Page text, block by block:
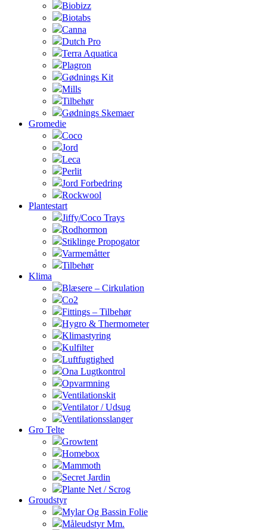
Biobizz
Biotabs
Canna
Dutch Pro
Terra Aquatica
Plagron
Gødnings Kit
Mills
Tilbehør
Gødnings Skemaer
Gromedie
Coco
Jord
Leca
Perlit
Jord Forbedring
Rockwool
Plantestart
Jiffy/Coco Trays
Rodhormon
Stiklinge Propogator
Varmemåtter
Tilbehør
Klima
Blæsere – Cirkulation
Co2
Fittings – Tilbehør
Hygro & Thermometer
Klimastyring
Kulfilter
Luftfugtighed
Ona Lugtkontrol
Opvarmning
Ventilationskit
Ventilator / Udsug
Ventilationsslanger
Gro Telte
Growtent
Homebox
Mammoth
Secret Jardin
Plante Net / Scrog
Groudstyr
Mylar Og Bassin Folie
Måleudstyr Mm.